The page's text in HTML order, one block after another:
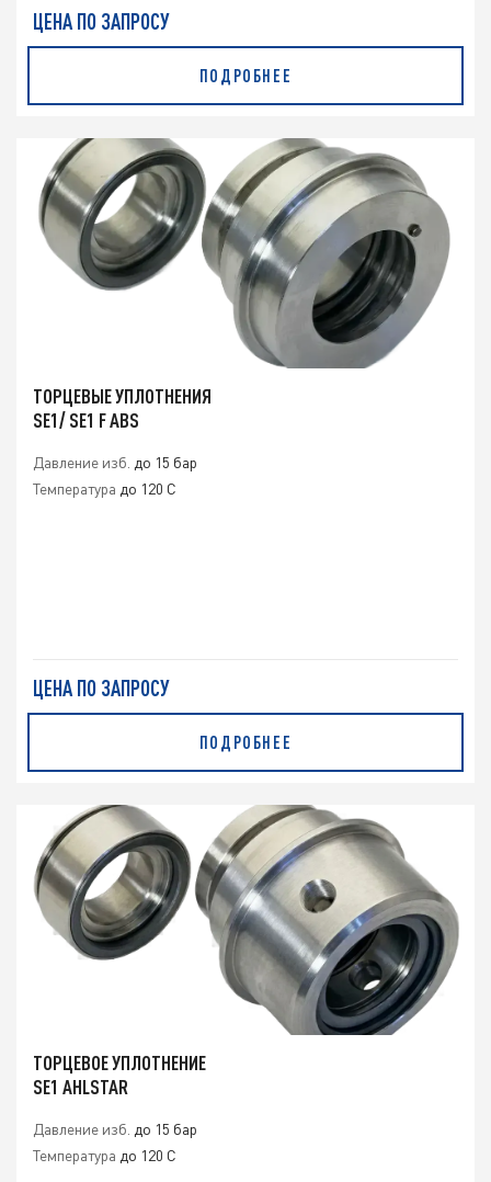
ЦЕНА ПО ЗАПРОСУ
ПОДРОБНЕЕ
ТОРЦЕВЫЕ УПЛОТНЕНИЯ
SE1/ SE1 F ABS
Давление изб. до 15 бар
Температура до 120 C
ЦЕНА ПО ЗАПРОСУ
ПОДРОБНЕЕ
ТОРЦЕВОЕ УПЛОТНЕНИЕ
SE1 AHLSTAR
Давление изб. до 15 бар
Температура до 120 C